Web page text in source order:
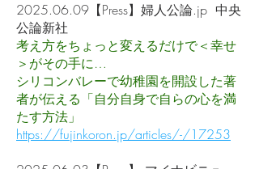
2025.06.09 【Press】婦人公論.jp 中央
公論新社
考え方をちょっと変えるだけで＜幸せ
＞がその手に…
シリコンバレーで幼稚園を開設した著
者が伝える「自分自身で自らの心を満
たす方法」
https://fujinkoron.jp/articles/-/17253